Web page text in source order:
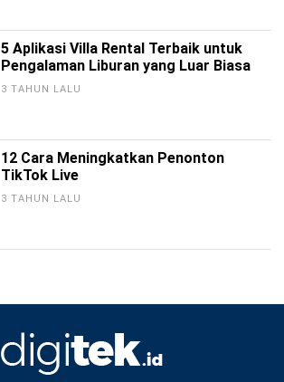
5 Aplikasi Villa Rental Terbaik untuk
Pengalaman Liburan yang Luar Biasa
3 TAHUN LALU
12 Cara Meningkatkan Penonton
TikTok Live
3 TAHUN LALU